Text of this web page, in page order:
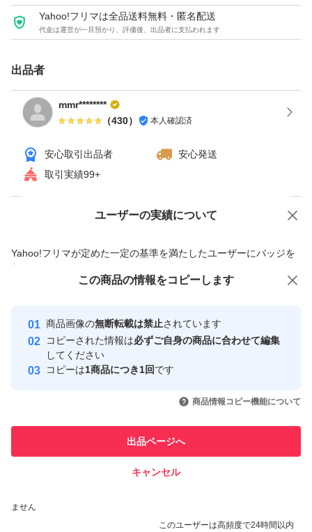
Yahoo!フリマは全品送料無料・匿名配送
代金は運営が一旦預かり、評価後、出品者に支払われます
出品者
mmr********
（430） 本人確認済
安心取引出品者
安心発送
取引実績99+
ユーザーの実績について
Yahoo!フリマが定めた一定の基準を満たしたユーザーにバッジを
付与しています
安心取引出品者
心・安全なユーザーです
取引実績
引を完了させた実績があります
での取引実績があります
ません
このユーザーは高頻度で24時間以内
価格の相談 商品への質問
この商品の情報をコピーします
商品画像の無断転載は禁止されています
コピーされた情報は必ずご自身の商品に合わせて編集
してください
コピーは1商品につき1回です
商品情報コピー機能について
出品ページへ
キャンセル
この商品をみている人にオススメ